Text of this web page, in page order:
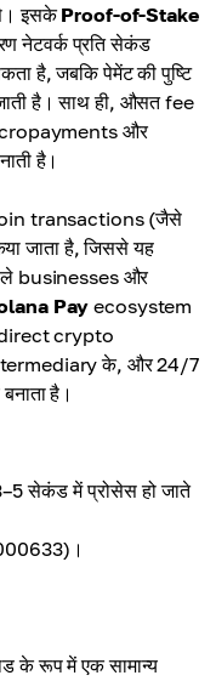
इसकेProof-of-Stake
नेटवर्क प्रति सेकंड
है, जबकि पेमेंट की पुष्टि
है। साथ ही, औसत fee
और
है।
transactions (जैसे
जाता है, जिससे यह
businesses और
Pay ecosystem
crypto
intermediary के, और 24/7
है।
सेकंड में प्रोसेस हो जाते
के रूप में एक सामान्य